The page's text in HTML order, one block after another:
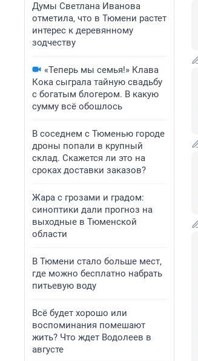
Думы Светлана Иванова
отметила, что в Тюмени растет
интерес к деревянному
зодчеству
«Теперь мы семья!» Клава
Кока сыграла тайную свадьбу
с богатым блогером. В какую
сумму всё обошлось
В соседнем с Тюменью городе
дроны попали в крупный
склад. Скажется ли это на
сроках доставки заказов?
Жара с грозами и градом:
синоптики дали прогноз на
выходные в Тюменской
области
В Тюмени стало больше мест,
где можно бесплатно набрать
питьевую воду
Всё будет хорошо или
воспоминания помешают
жить? Что ждет Водолеев в
августе